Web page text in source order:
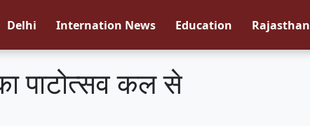
Delhi Internation News Education Rajasthan
पाटोत्सव कल से